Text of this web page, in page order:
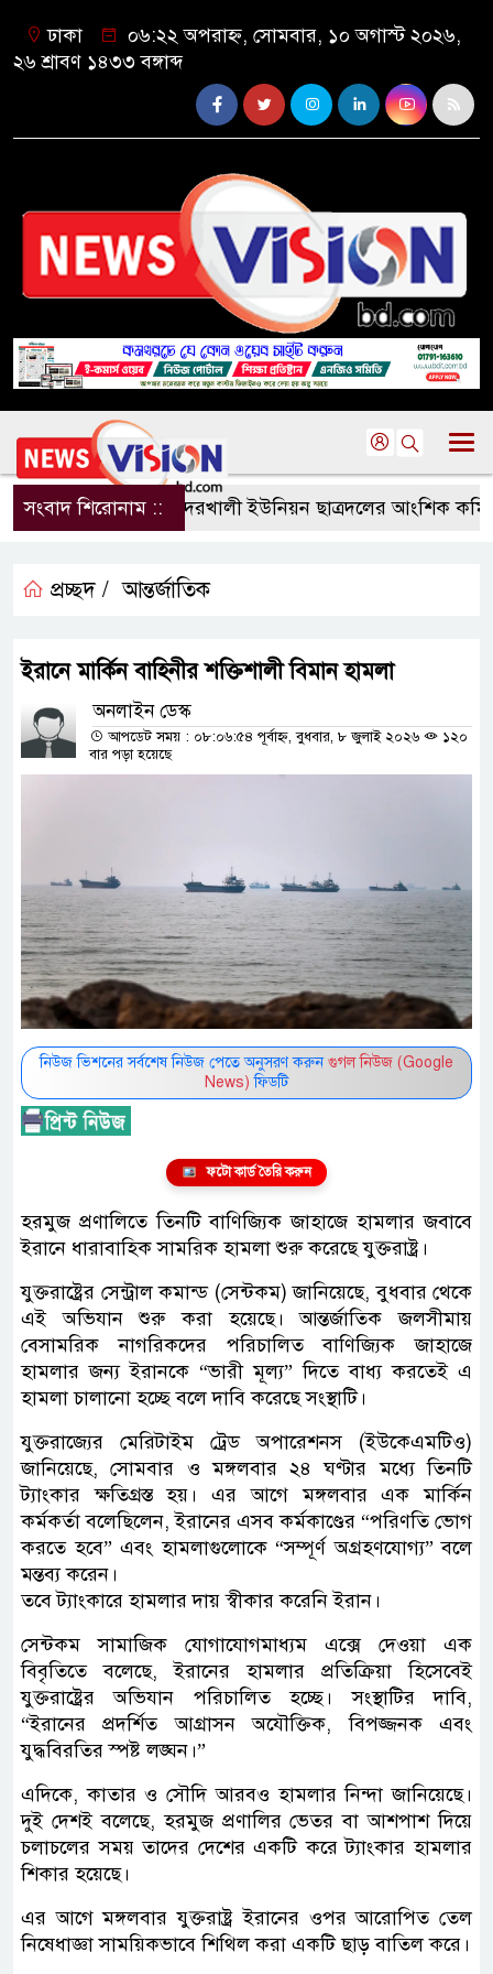
ঢাকা
০৬:২২ অপরাহ্ন, সোমবার, ১০ অগাস্ট ২০২৬,
২৬ শ্রাবণ ১৪৩৩ বঙ্গাব্দ
সংবাদ শিরোনাম ::বদরখালী ইউনিয়ন ছাত্রদলের আংশিক কমিটি
প্রচ্ছদ / আন্তর্জাতিক
ইরানে মার্কিন বাহিনীর শক্তিশালী বিমান হামলা
অনলাইন ডেস্ক
আপডেট সময় : ০৮:০৬:৫৪ পূর্বাহ্ন, বুধবার, ৮ জুলাই ২০২৬
১২০
বার পড়া হয়েছে
নিউজ ভিশনের সর্বশেষ নিউজ পেতে অনুসরণ করুন গুগল নিউজ (Google
News) ফিডটি
ফটো কার্ড তৈরি করুন
হরমুজ প্রণালিতে তিনটি বাণিজ্যিক জাহাজে হামলার জবাবে
ইরানে ধারাবাহিক সামরিক হামলা শুরু করেছে যুক্তরাষ্ট্র।
যুক্তরাষ্ট্রের সেন্ট্রাল কমান্ড (সেন্টকম) জানিয়েছে, বুধবার থেকে
এই অভিযান শুরু করা হয়েছে। আন্তর্জাতিক জলসীমায়
বেসামরিক নাগরিকদের পরিচালিত বাণিজ্যিক জাহাজে
হামলার জন্য ইরানকে “ভারী মূল্য” দিতে বাধ্য করতেই এ
হামলা চালানো হচ্ছে বলে দাবি করেছে সংস্থাটি।
যুক্তরাজ্যের মেরিটাইম ট্রেড অপারেশনস (ইউকেএমটিও)
জানিয়েছে, সোমবার ও মঙ্গলবার ২৪ ঘণ্টার মধ্যে তিনটি
ট্যাংকার ক্ষতিগ্রস্ত হয়। এর আগে মঙ্গলবার এক মার্কিন
কর্মকর্তা বলেছিলেন, ইরানের এসব কর্মকাণ্ডের “পরিণতি ভোগ
করতে হবে” এবং হামলাগুলোকে “সম্পূর্ণ অগ্রহণযোগ্য” বলে
মন্তব্য করেন।
তবে ট্যাংকারে হামলার দায় স্বীকার করেনি ইরান।
সেন্টকম সামাজিক যোগাযোগমাধ্যম এক্সে দেওয়া এক
বিবৃতিতে বলেছে, ইরানের হামলার প্রতিক্রিয়া হিসেবেই
যুক্তরাষ্ট্রের অভিযান পরিচালিত হচ্ছে। সংস্থাটির দাবি,
“ইরানের প্রদর্শিত আগ্রাসন অযৌক্তিক, বিপজ্জনক এবং
যুদ্ধবিরতির স্পষ্ট লঙ্ঘন।”
এদিকে, কাতার ও সৌদি আরবও হামলার নিন্দা জানিয়েছে।
দুই দেশই বলেছে, হরমুজ প্রণালির ভেতর বা আশপাশ দিয়ে
চলাচলের সময় তাদের দেশের একটি করে ট্যাংকার হামলার
শিকার হয়েছে।
এর আগে মঙ্গলবার যুক্তরাষ্ট্র ইরানের ওপর আরোপিত তেল
নিষেধাজ্ঞা সাময়িকভাবে শিথিল করা একটি ছাড় বাতিল করে।